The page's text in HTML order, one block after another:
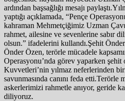
ardından başsağlığı mesajı
yaptığı açıklamada, “Pençe
kahraman Mehmetçiğimiz Uzman
rahmet, ailesine ve sevenlerine sabır
olsun.” ifadelerini kullandı.Şehit
Önder Özen, terörle mücadele
Operasyonu’nda görev yaparken şehit
Kuvvetleri’nin yılmaz neferlerinden
savunmasında canını feda etti.Terörle
askerlerimizi rahmetle anıyor, geride
diliyoruz.